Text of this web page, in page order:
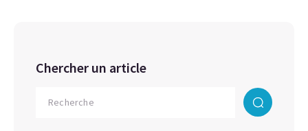
Chercher un article